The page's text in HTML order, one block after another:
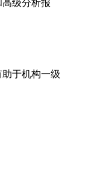
级分析报
于机构一级